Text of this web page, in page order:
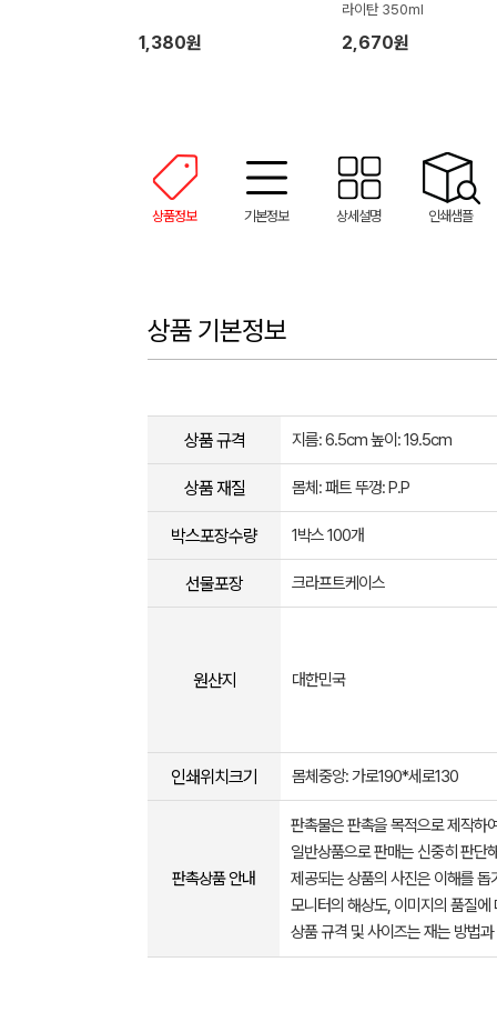
1,380원
라이탄 350ml
2,670원
상품정보 기본정보 상세설명 인쇄샘플
상품 기본정보
상품 규격 지름: 6.5cm 높이: 19.5cm
상품 재질 몸체: 패트 뚜껑: P.P
박스포장수량 1박스 100개
선물포장 크라프트케이스
원산지 대한민국
인쇄위치크기 몸체중앙: 가로190*세로130
판촉상품 안내
판촉물은 판촉을 목적으로 제작하
일반상품으로 판매는 신중히 판단
제공되는 상품의 사진은 이해를
모니터의 해상도, 이미지의 품질
상품 규격 및 사이즈는 재는 방법